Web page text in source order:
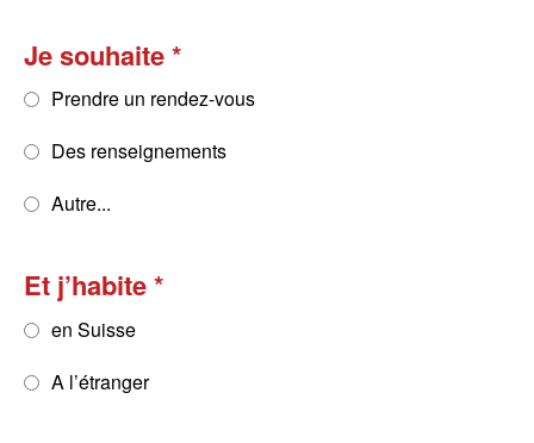
Je souhaite
Prendre un rendez-vous
Des renseignements
Autre...
Et j’habite
en Suisse
A l’étranger